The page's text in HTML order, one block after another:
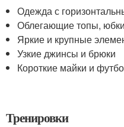
Одежда с
Облегающие топы,
Яркие и крупные
Узкие джинсы и брюки
Короткие майки и
Тренировки